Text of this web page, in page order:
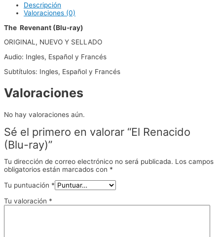
Descripción
Valoraciones (0)
The Revenant (Blu-ray)
ORIGINAL, NUEVO Y SELLADO
Audio: Ingles, Español y Francés
Subtítulos: Ingles, Español y Francés
Valoraciones
No hay valoraciones aún.
Sé el primero en valorar “El Renacido
(Blu-ray)”
Tu dirección de correo electrónico no será publicada. Los campos
obligatorios están marcados con *
Tu puntuación *
Tu valoración *